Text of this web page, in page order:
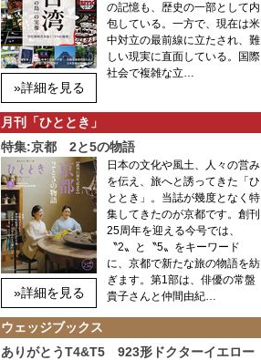
»詳細を見る
の記憶も、歴史の一部として内
包している。一方で、現在は米
中対立の最前線に立たされ、難
しい現実に直面している。国際
社会で複雑な立…
月刊「ひととき」
特集:京都 2と5の物語
»詳細を見る
日本の文化や風土、人々の営み
を伝え、旅へと誘ってきた「ひ
ととき」。当誌が幾度となく特
集してきたのが京都です。創刊
25周年を迎える今号では、
〝2〟と〝5〟をキーワード
に、京都で新たな旅の物語を紡
ぎます。第1部は、俳優の常盤
貴子さんと仲間由紀…
ウェッジブックス
ありがとうT4&T5 923形ドクターイエロー